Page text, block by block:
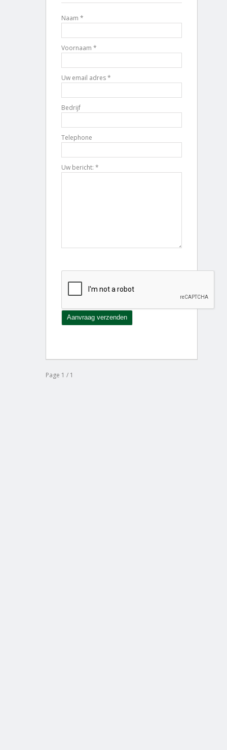
Naam *
Voornaam *
Uw email adres *
Bedrijf
Telephone
Uw bericht: *
Page 1 / 1